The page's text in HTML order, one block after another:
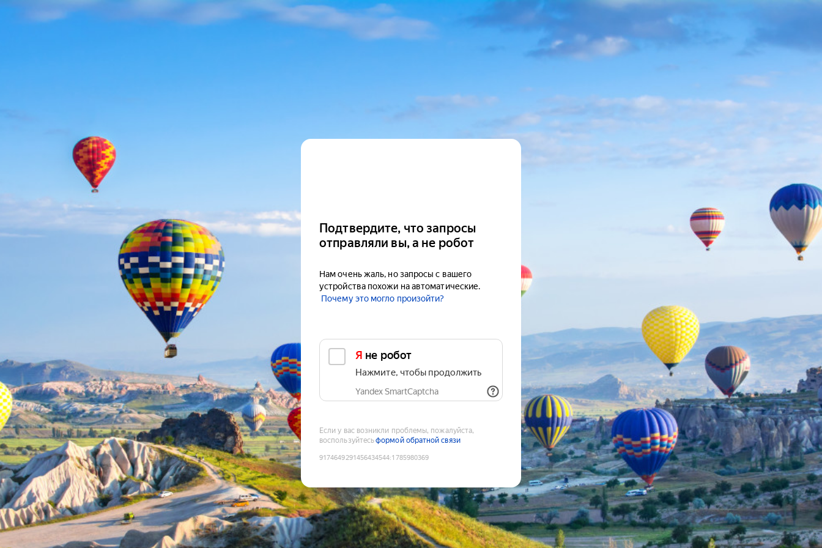
Подтвердите, что запросы
отправляли вы, а не робот
Нам очень жаль, но запросы с вашего
устройства похожи на автоматические.
Почему это могло произойти?
Я не робот
Нажмите, чтобы продолжить
Yandex SmartCaptcha
Если у вас возникли проблемы, пожалуйста,
воспользуйтесьформой обратной связи
9174649291456434544:1785980369